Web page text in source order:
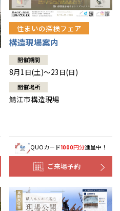
住まいの探検フェア
構造現場案内
開催期間
8月1日(土)～23日(日)
開催場所
鯖江市構造現場
QUOカード1000円分進呈中！
ご来場予約